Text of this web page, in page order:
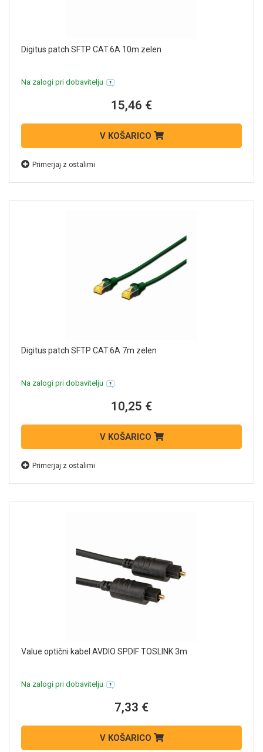
Digitus patch SFTP CAT.6A 10m zelen
Na zalogi pri dobavitelju
15,46 €
V KOŠARICO
Primerjaj z ostalimi
Digitus patch SFTP CAT.6A 7m zelen
Na zalogi pri dobavitelju
10,25 €
V KOŠARICO
Primerjaj z ostalimi
Value optični kabel AVDIO SPDIF TOSLINK 3m
Na zalogi pri dobavitelju
7,33 €
V KOŠARICO